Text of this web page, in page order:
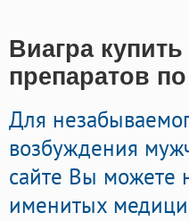
Виагра
препаратов
Для
возбуждения
сайте Вы можете
именитых